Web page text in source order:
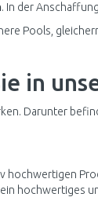
. In der
Pools,
in
Darunter
hochwertigen